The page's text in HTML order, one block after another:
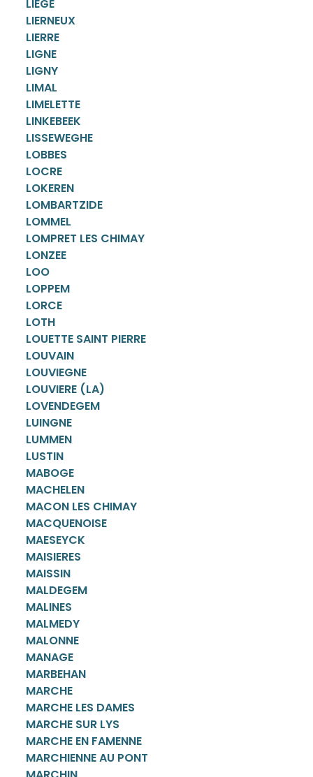
LIEGE
LIERNEUX
LIERRE
LIGNE
LIGNY
LIMAL
LIMELETTE
LINKEBEEK
LISSEWEGHE
LOBBES
LOCRE
LOKEREN
LOMBARTZIDE
LOMMEL
LOMPRET LES CHIMAY
LONZEE
LOO
LOPPEM
LORCE
LOTH
LOUETTE SAINT PIERRE
LOUVAIN
LOUVIEGNE
LOUVIERE (LA)
LOVENDEGEM
LUINGNE
LUMMEN
LUSTIN
MABOGE
MACHELEN
MACON LES CHIMAY
MACQUENOISE
MAESEYCK
MAISIERES
MAISSIN
MALDEGEM
MALINES
MALMEDY
MALONNE
MANAGE
MARBEHAN
MARCHE
MARCHE LES DAMES
MARCHE SUR LYS
MARCHE EN FAMENNE
MARCHIENNE AU PONT